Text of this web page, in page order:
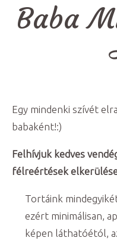
Baba
Egy mindenki szívét
babaként!:)
Felhívjuk kedves
félreértések
Tortáink
ezért minimálisan,
képen láthatóétól,